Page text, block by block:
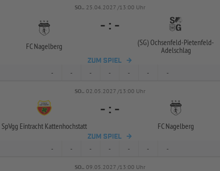
SO.. 25.04.2027 /13:00 Uhr
FC Nagelberg
- : -
(SG) Ochsenfeld-Pietenfeld-
Adelschlag
ZUM SPIEL
- - - - - - -
SO.. 02.05.2027 /13:00 Uhr
SpVgg Eintracht Kattenhochstatt
- : -
FC Nagelberg
ZUM SPIEL
- - - - - - -
SO.. 09.05.2027 /13:00 Uhr